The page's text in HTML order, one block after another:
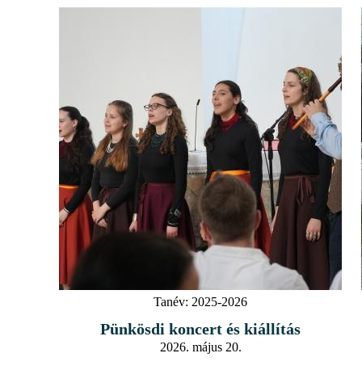
Tanév: 2025-2026
Pünkösdi koncert és kiállítás
2026. május 20.